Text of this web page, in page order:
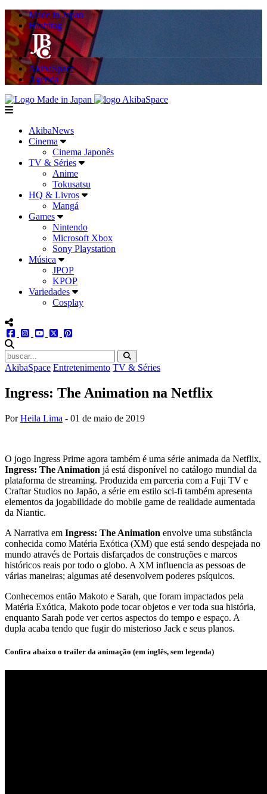
Made in Japan
Hashitag
AkibaSpace
Agenda
Powered By Made in Japan
AkibaSpace
menu
AkibaNews
Cinema
Cinema Japonês
TV & Séries
Anime
Tokusatsu
HQ & Livros
Mangá
Games
Nintendo
Microsoft Xbox
Sony Playstation
Música
JPOP
KPOP
Variedades
Cosplay
menu redes social
facebookinstagram
youtube
twitter
AkibaSpace Entretenimento TV & Séries
Ingress: The Animation na Netflix
PorHeila Lima - 01 de maio de 2019
O jogo Ingress Prime agora também é uma série animada da Netflix,
Ingress: The Animation já está disponível no catálogo mundial da
plataforma de streaming. Produzida em parceria com a Fuji TV e
Craftar Studios no Japão, a série em estilo sci-fi também apresenta
elementos da jogabilidade do mobile game de realidade aumentada
da Niantic.
A Narrativa em Ingress: The Animation envolve uma substância
conhecida como Matéria Exótica (XM) que está sendo despejada no
mundo através de Portais disfarçados de construções e marcos
históricos reais por todo o globo. A XM influencia as pessoas de
várias maneiras; algumas até desenvolvem poderes psíquicos.
Conhecemos então Makoto e Sarah, que foram impactados pela
Matéria Exótica, Makoto pode tocar objetos e ver toda sua história,
enquanto Sarah pode ver certos aspectos do tempo e espaço. A
dupla acaba tendo que fugir do misterioso Jack e seus planos.
Confira abaixo o trailer da animação (em inglês, sem legenda)